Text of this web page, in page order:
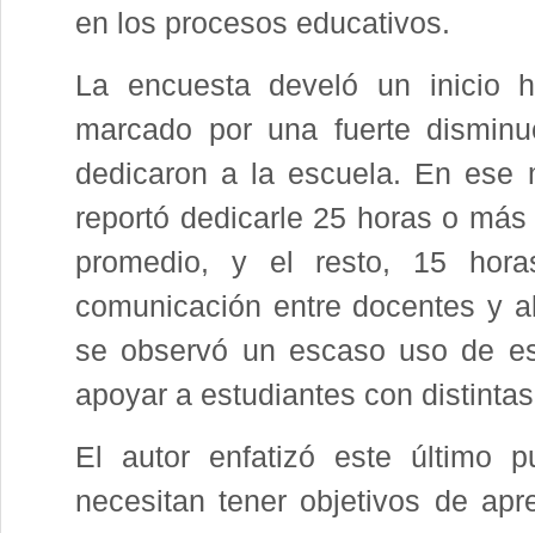
en los procesos educativos.
La encuesta develó un inicio
marcado por una fuerte
dedicaron a la escuela. En ese
reportó dedicarle 25 horas o
promedio, y el resto, 15
comunicación entre docentes y
se observó un escaso uso de
apoyar a estudiantes con
El autor enfatizó este último
necesitan tener objetivos de